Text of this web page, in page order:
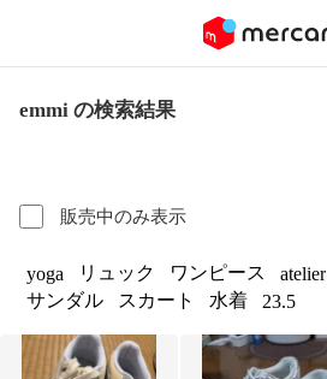
emmi の検索結果
販売中のみ表示
yoga リュック ワンピース atelier
サンダル
スカート 水着 23.5